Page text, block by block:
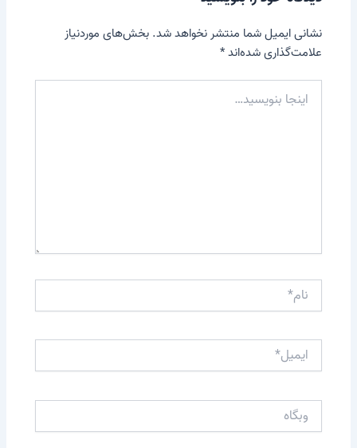
نشانی ایمیل شما منتشر نخواهد شد. بخش‌های موردنیاز
علامت‌گذاری شده‌اند*
اینجا
بنویسید…
نام*
ایمیل*
وبگاه